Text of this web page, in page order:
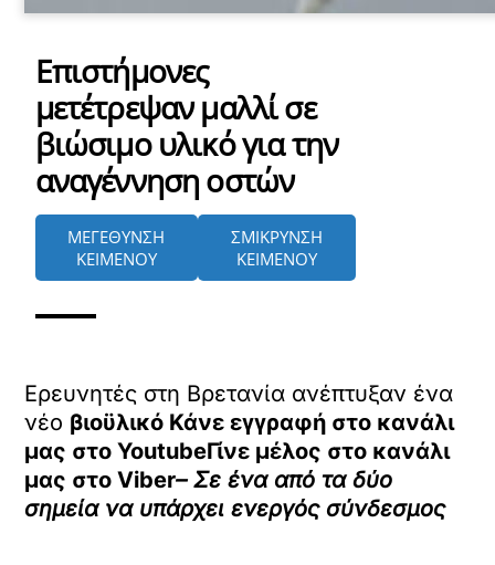
Επιστήμονες
μετέτρεψαν μαλλί σε
βιώσιμο υλικό για την
αναγέννηση οστών
ΜΕΓΕΘΥΝΣΗ
ΚΕΙΜΕΝΟΥ
ΣΜΙΚΡΥΝΣΗ
ΚΕΙΜΕΝΟΥ
Ερευνητές στη Βρετανία ανέπτυξαν ένα
νέο βιοϋλικό Κάνε εγγραφή στο κανάλι
μας στοYoutubeΓίνε μέλος στο κανάλι
μας στοViber– Σε ένα από τα δύο
σημεία να υπάρχει ενεργός σύνδεσμος